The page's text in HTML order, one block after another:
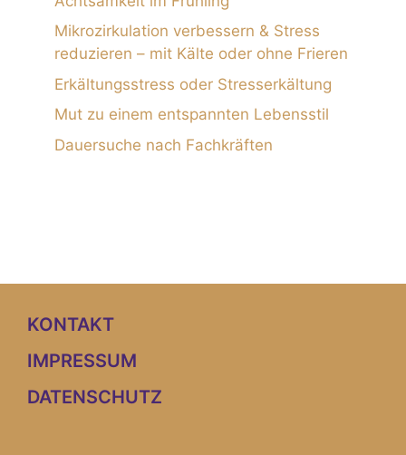
Mikrozirkulation verbessern & Stress
reduzieren – mit Kälte oder ohne Frieren
Erkältungsstress oder Stresserkältung
Mut zu einem entspannten Lebensstil
Dauersuche nach Fachkräften
KONTAKT
IMPRESSUM
DATENSCHUTZ